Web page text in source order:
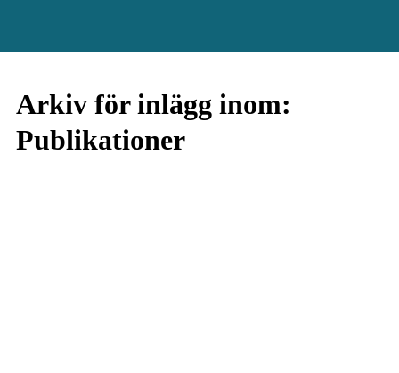
Arkiv för inlägg inom:
Publikationer